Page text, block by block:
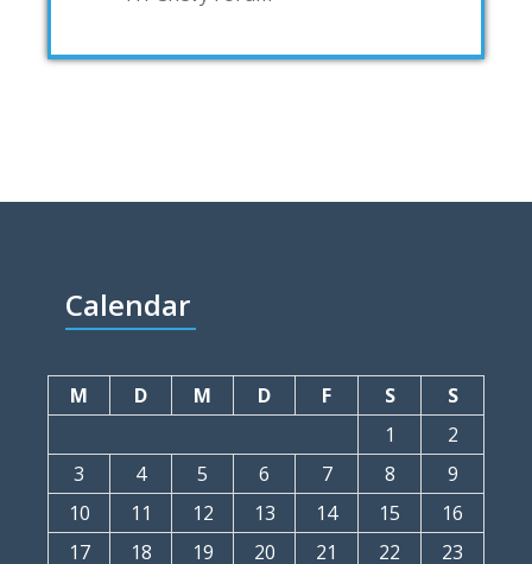
Calendar
M D M D F S
S
1
2
3
4 5 6 7 8
9
10
11 12 13 14 15
16
17
18 19 20 21 22
23